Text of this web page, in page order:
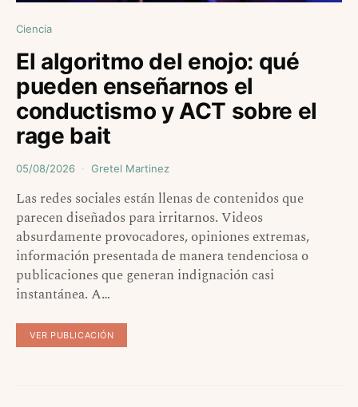
Ciencia
El algoritmo del enojo: qué
pueden enseñarnos el
conductismo y ACT sobre el
rage bait
05/08/2026 Gretel Martinez
Las redes sociales están llenas de contenidos que
parecen diseñados para irritarnos. Videos
absurdamente provocadores, opiniones extremas,
información presentada de manera tendenciosa o
publicaciones que generan indignación casi
instantánea. A…
VER PUBLICACIÓN